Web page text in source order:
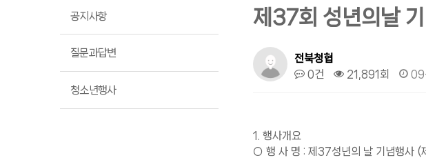
공지사항
질문과답변
청소년행사
제37회 성년의날
전북청협
0건
21,891회
1. 행사개요
○ 행 사 명 : 제37성년의 날 기념행사 (